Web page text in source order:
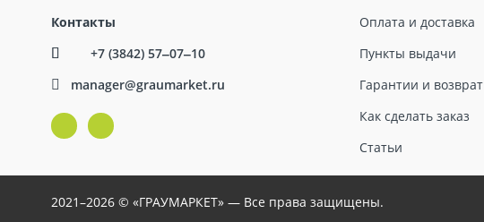
Контакты
+7 (3842) 57‒07‒10
manager@graumarket.ru
Оплата и доставка
Пункты выдачи
Гарантии и возврат
Как сделать заказ
Статьи
2021–2026 © «ГРАУМАРКЕТ» — Все права защищены.